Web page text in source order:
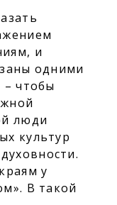
и
одними
– чтобы
люди
культур
у
В такой